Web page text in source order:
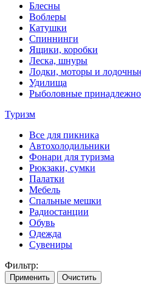
Блесны
Воблеры
Катушки
Спиннинги
Ящики, коробки
Леска, шнуры
Лодки, моторы и
Удилища
Рыболовные
Туризм
Все для пикника
Автохолодильники
Фонари для туризма
Рюкзаки, сумки
Палатки
Мебель
Спальные мешки
Радиостанции
Обувь
Одежда
Сувениры
Фильтр:
Применить Очистить